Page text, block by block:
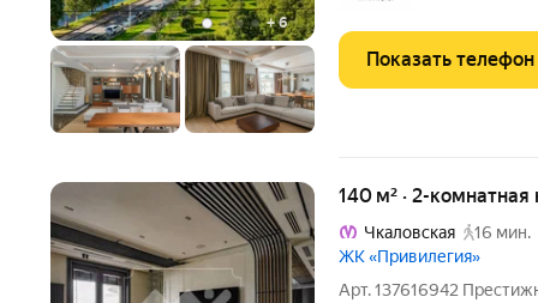
+6
огромную
Показать телефон
140 м² · 2-
Чкаловская
16 мин.
ЖК «Привилегия»
Арт. 137616942